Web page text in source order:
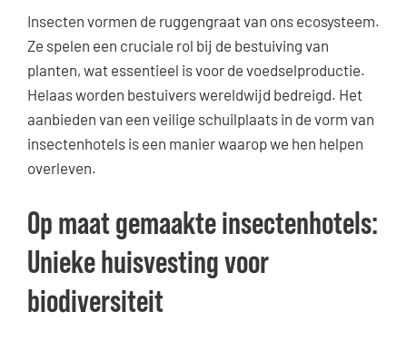
Insecten vormen de ruggengraat van ons ecosysteem.
Ze spelen een cruciale rol bij de bestuiving van
planten, wat essentieel is voor de voedselproductie.
Helaas worden bestuivers wereldwijd bedreigd. Het
aanbieden van een veilige schuilplaats in de vorm van
insectenhotels is een manier waarop we hen helpen
overleven.
Op maat gemaakte insectenhotels:
Unieke huisvesting voor
biodiversiteit